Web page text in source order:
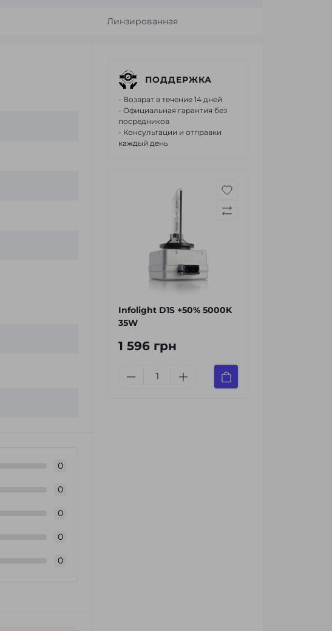
Линзированная
0
0
0
0
0
ПОДДЕРЖКА
- Возврат в течение 14 дней
- Официальная гарантия без
посредников
- Консультации и отправки
каждый день
Infolight D1S +50% 5000K
35W
1 596 грн